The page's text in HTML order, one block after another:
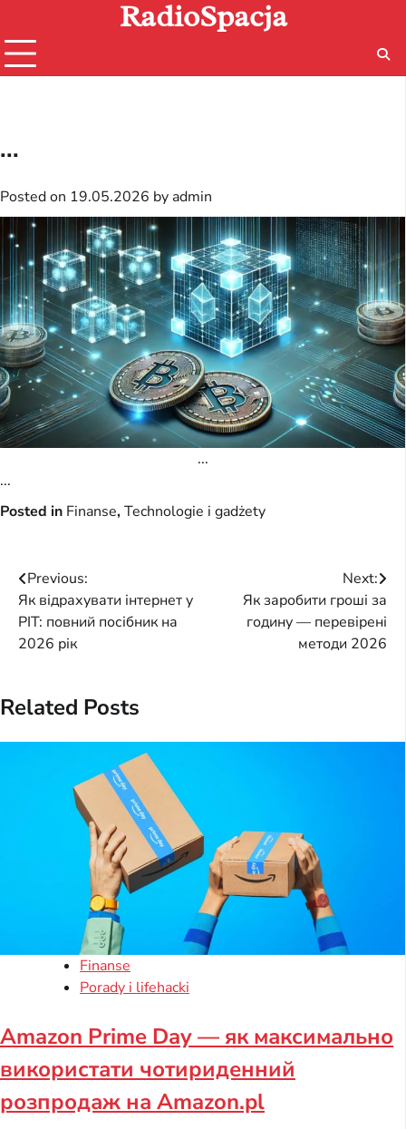
content
RadioSpacja
...
Posted on 19.05.2026 by admin
...
...
Posted in Finanse,Technologie i gadżety
Post
navigation
Previous:
Як відрахувати інтернет у
PIT: повний посібник на
2026 рік
Next:
Як заробити гроші за
годину — перевірені
методи 2026
Related Posts
Finanse
Porady i lifehacki
Amazon Prime Day — як максимально
використати чотириденний
розпродаж на Amazon.pl